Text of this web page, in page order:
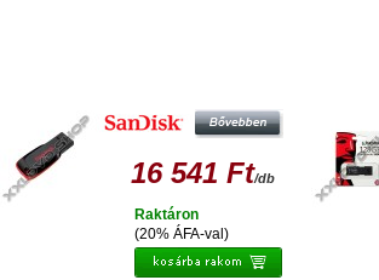
16 541 Ft/db
(20% ÁFA-val)
Raktáron